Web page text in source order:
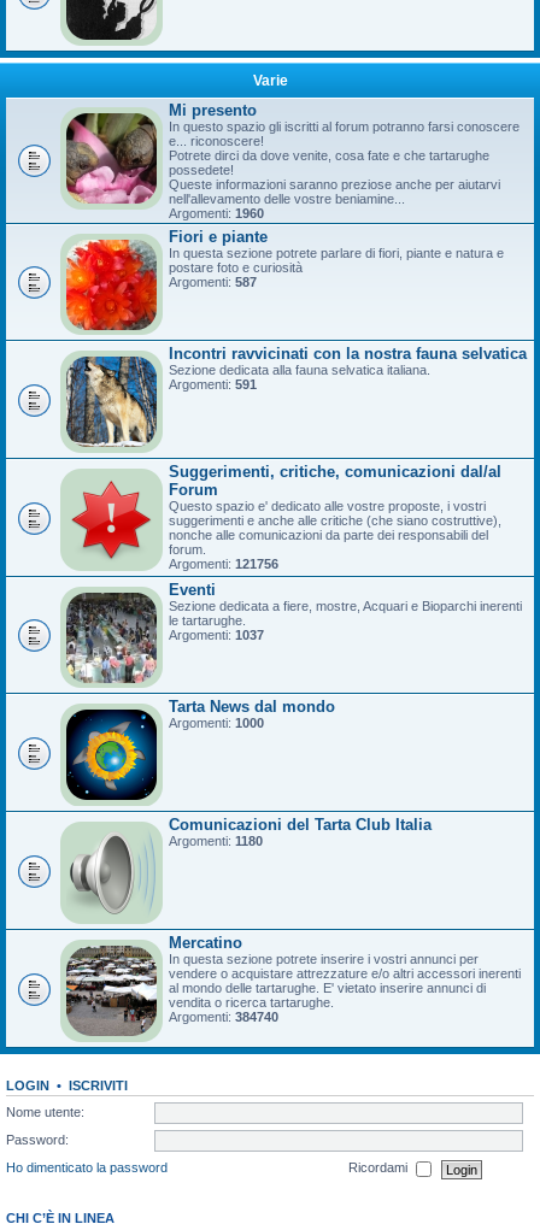
Varie
Mi presento
In questo spazio gli iscritti al forum potranno farsi conoscere
e... riconoscere!
Potrete dirci da dove venite, cosa fate e che tartarughe
possedete!
Queste informazioni saranno preziose anche per aiutarvi
nell'allevamento delle vostre beniamine...
Argomenti: 1960
Fiori e piante
In questa sezione potrete parlare di fiori, piante e natura e
postare foto e curiosità
Argomenti: 587
Incontri ravvicinati con la nostra fauna selvatica
Sezione dedicata alla fauna selvatica italiana.
Argomenti: 591
Suggerimenti, critiche, comunicazioni dal/al
Forum
Questo spazio e' dedicato alle vostre proposte, i vostri
suggerimenti e anche alle critiche (che siano costruttive),
nonche alle comunicazioni da parte dei responsabili del
forum.
Argomenti: 121756
Eventi
Sezione dedicata a fiere, mostre, Acquari e Bioparchi inerenti
le tartarughe.
Argomenti: 1037
Tarta News dal mondo
Argomenti: 1000
Comunicazioni del Tarta Club Italia
Argomenti: 1180
Mercatino
In questa sezione potrete inserire i vostri annunci per
vendere o acquistare attrezzature e/o altri accessori inerenti
al mondo delle tartarughe. E' vietato inserire annunci di
vendita o ricerca tartarughe.
Argomenti: 384740
LOGIN • ISCRIVITI
Nome utente:
Password:
Ho dimenticato la password
Ricordami
CHI C’È IN LINEA